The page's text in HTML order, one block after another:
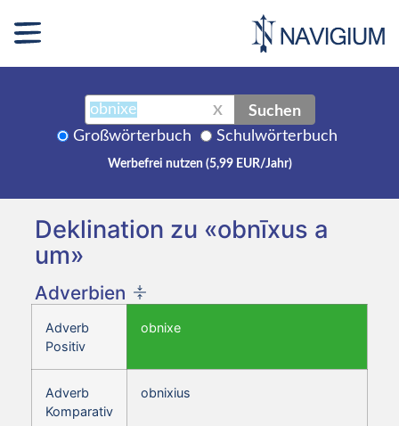
X Suchen
Großwörterbuch Schulwörterbuch
Werbefrei nutzen (5,99 EUR/Jahr)
Deklination zu «obnīxus a
um»
Adverbien
Adverb
Positiv
obnixe
Adverb
Komparativ
obnixius